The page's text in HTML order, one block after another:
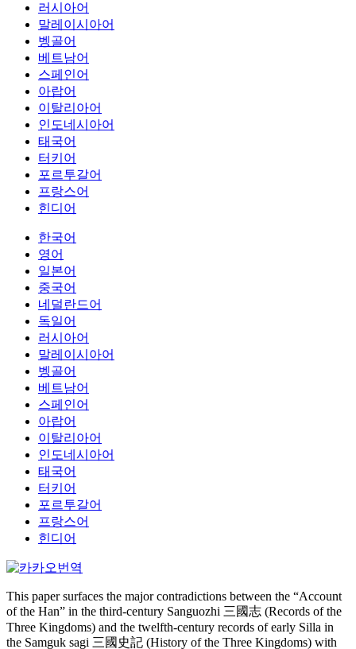
러시아어
말레이시아어
벵골어
베트남어
스페인어
아랍어
이탈리아어
인도네시아어
태국어
터키어
포르투갈어
프랑스어
힌디어
한국어
영어
일본어
중국어
네덜란드어
독일어
러시아어
말레이시아어
벵골어
베트남어
스페인어
아랍어
이탈리아어
인도네시아어
태국어
터키어
포르투갈어
프랑스어
힌디어
This paper surfaces the major contradictions between the “Account
of the Han” in the third-century Sanguozhi 三國志 (Records of the
Three Kingdoms) and the twelfth-century records of early Silla in
the Samguk sagi 三國史記 (History of the Three Kingdoms) with